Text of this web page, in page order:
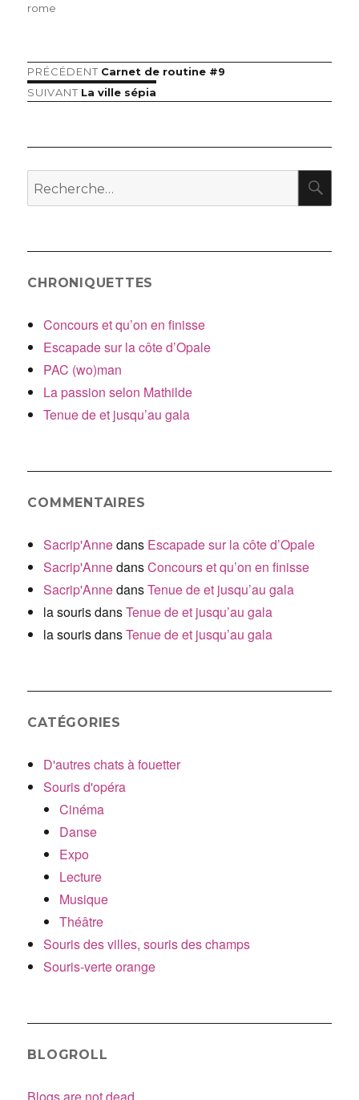
rome
Navigation
l’article
PRÉCÉDENT Article
précédent :
Carnet de routine #9
SUIVANT Article
La ville sépia
Recherche
pour
CHRONIQUETTES
Concours et qu’on en finisse
Escapade sur la côte d’Opale
PAC (wo)man
La passion selon Mathilde
Tenue de et jusqu’au gala
COMMENTAIRES
Sacrip'Annedans Escapade sur la côte d’Opale
Sacrip'AnnedansConcours et qu’on en finisse
Sacrip'AnnedansTenue de et jusqu’au gala
la sourisdansTenue de et jusqu’au gala
la sourisdansTenue de et jusqu’au gala
CATÉGORIES
D'autres chats à fouetter
Souris d'opéra
Cinéma
Danse
Expo
Lecture
Musique
Théâtre
Souris des villes, souris des champs
Souris-verte orange
BLOGROLL